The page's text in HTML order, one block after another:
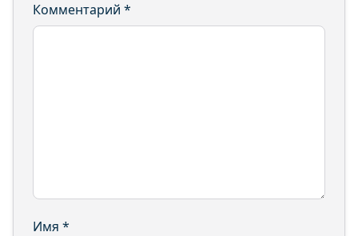
Комментарий *
Имя *